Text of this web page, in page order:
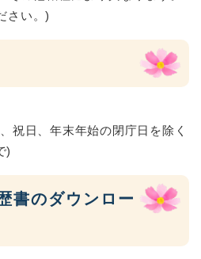
さい。)
祝日、年末年始の閉庁日を除く
)
書のダウンロー